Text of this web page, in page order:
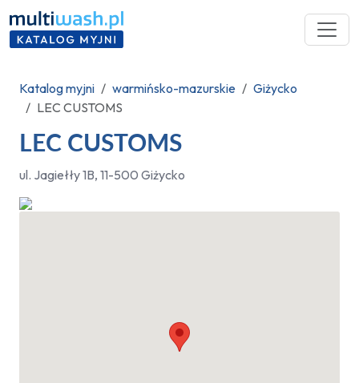
Katalog myjni warmińsko-mazurskie
Giżycko
LEC CUSTOMS
LEC CUSTOMS
ul. Jagiełły 1B, 11-500 Giżycko